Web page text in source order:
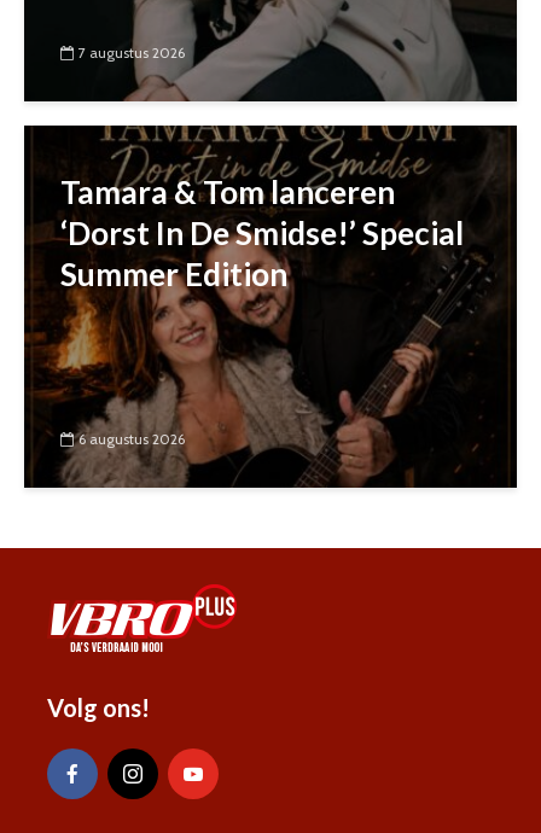
7 augustus 2026
Tamara & Tom lanceren
‘Dorst In De Smidse!’ Special
Summer Edition
6 augustus 2026
Volg ons!